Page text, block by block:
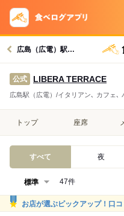
広島（広電）駅グルメへ
公式 LIBERA TERRACE
広島駅（広電）/イタリアン､ カフェ､
トップ 座席
すべて 夜
47件
お店が選ぶピックアップ！口コ